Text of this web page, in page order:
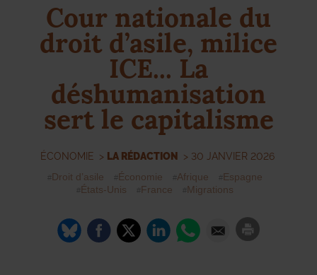
Cour nationale du
droit d’asile, milice
ICE... La
déshumanisation
sert le capitalisme
ÉCONOMIE > LA RÉDACTION > 30 JANVIER 2026
Droit d’asile Économie Afrique
Espagne
États-Unis
France Migrations